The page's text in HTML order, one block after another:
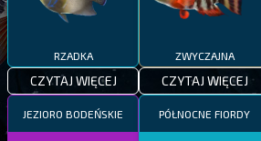
RZADKA
CZYTAJ WIĘCEJ
ZWYCZAJNA
CZYTAJ WIĘCEJ
JEZIORO BODEŃSKIE PÓŁNOCNE FIORDY